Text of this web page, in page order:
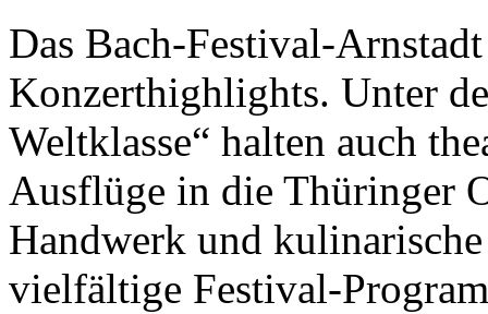
Das Bach-Festival-
Konzerthighlights. Unter
Weltklasse“ halten auch
Ausflüge in die Thüringer
Handwerk und
vielfältige Festival-